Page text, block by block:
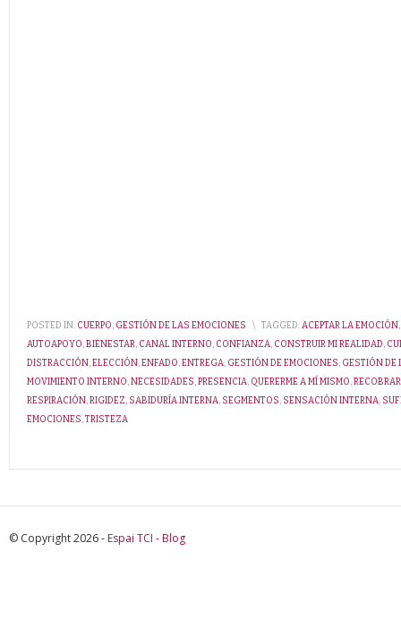
POSTED IN: CUERPO, GESTIÓN DE LAS EMOCIONES \ TAGGED:ACEPTAR LA EMOCIÓN,
AUTOAPOYO,BIENESTAR, CANAL INTERNO, CONFIANZA, CONSTRUIR MI REALIDAD,
DISTRACCIÓN,ELECCIÓN,ENFADO,ENTREGA, GESTIÓN DE EMOCIONES, GESTIÓN DE
MOVIMIENTO INTERNO,NECESIDADES,PRESENCIA, QUERERME A MÍ MISMO,
RESPIRACIÓN,RIGIDEZ, SABIDURÍA INTERNA, SEGMENTOS, SENSACIÓN INTERNA,
EMOCIONES,TRISTEZA
© Copyright 2026 - Espai TCI - Blog